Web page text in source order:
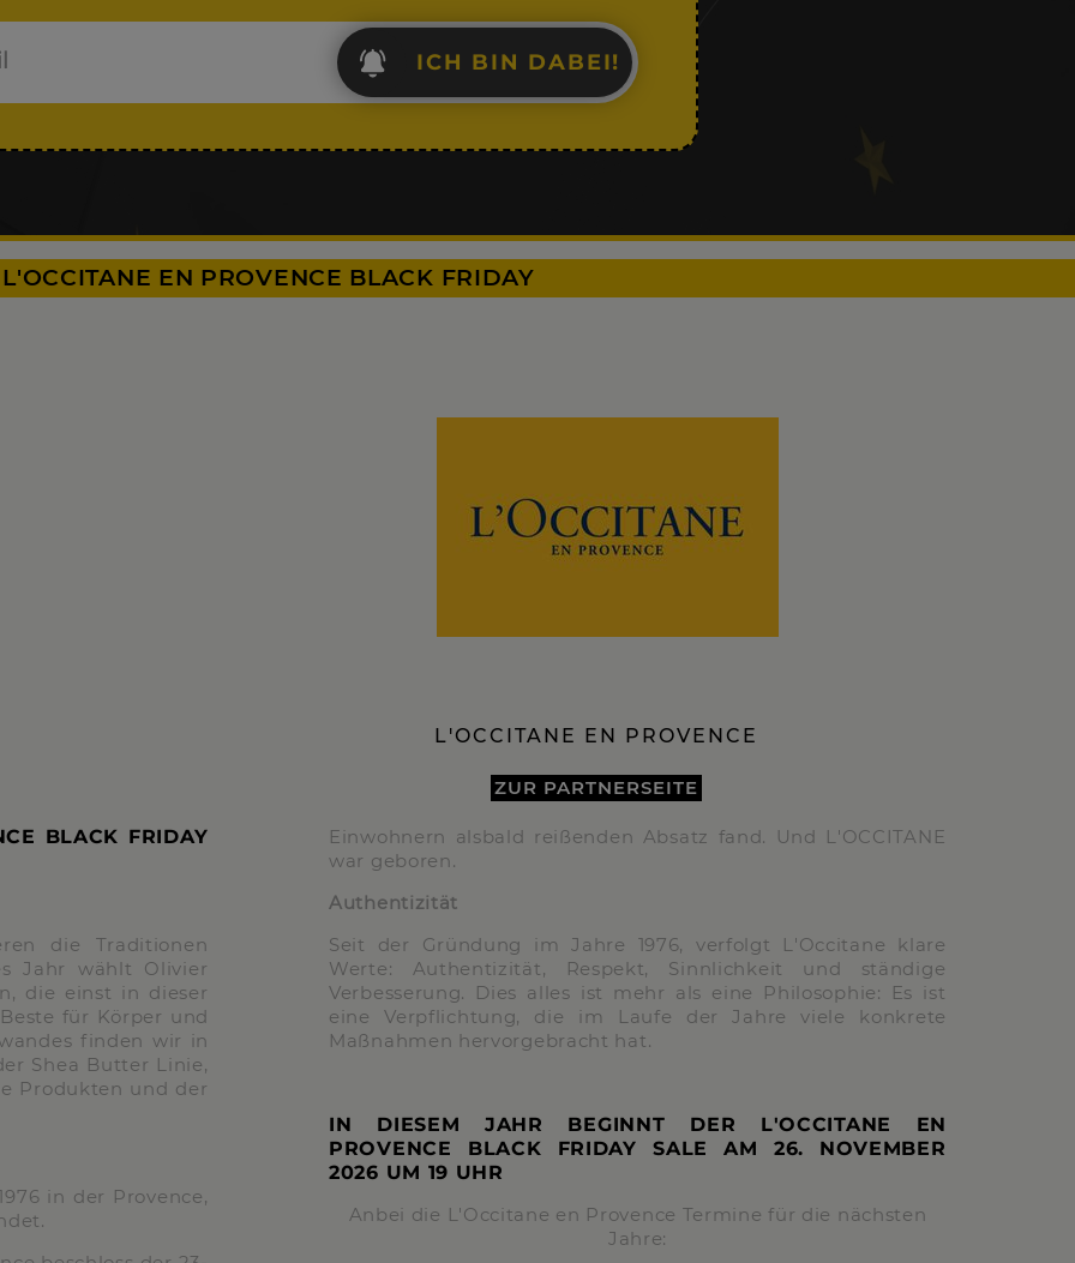
ICH BIN DABEI!
L'OCCITANE EN PROVENCE BLACK FRIDAY
L'OCCITANE EN PROVENCE
ZUR PARTNERSEITE
BLACK FRIDAY
die Traditionen
Jahr wählt Olivier
die einst in dieser
für Körper und
finden wir in
Shea Butter Linie,
Produkten und der
in der Provence,
Einwohnern alsbald reißenden Absatz fand. Und L'OCCITANE
war geboren.
Authentizität
Seit der Gründung im Jahre 1976, verfolgt L'Occitane klare
Werte: Authentizität, Respekt, Sinnlichkeit und ständige
Verbesserung. Dies alles ist mehr als eine Philosophie: Es ist
eine Verpflichtung, die im Laufe der Jahre viele konkrete
Maßnahmen hervorgebracht hat.
IN DIESEM JAHR BEGINNT DER L'OCCITANE EN
PROVENCE BLACK FRIDAY SALE AM 26. NOVEMBER
2026 UM 19 UHR
Anbei die L'Occitane en Provence Termine für die nächsten
Jahre: